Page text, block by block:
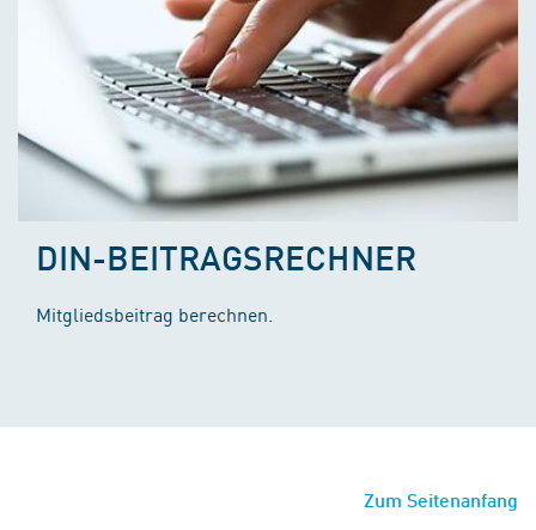
DIN-BEITRAGSRECHNER
Mitgliedsbeitrag berechnen.
Zum Seitenanfang